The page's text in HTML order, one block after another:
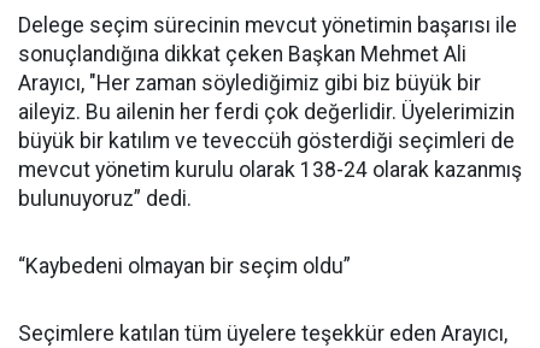
Delege seçim sürecinin mevcut yönetimin başarısı ile
sonuçlandığına dikkat çeken Başkan Mehmet Ali
Arayıcı, "Her zaman söylediğimiz gibi biz büyük bir
aileyiz. Bu ailenin her ferdi çok değerlidir. Üyelerimizin
büyük bir katılım ve teveccüh gösterdiği seçimleri de
mevcut yönetim kurulu olarak 138-24 olarak kazanmış
bulunuyoruz” dedi.
“Kaybedeni olmayan bir seçim oldu”
Seçimlere katılan tüm üyelere teşekkür eden Arayıcı,